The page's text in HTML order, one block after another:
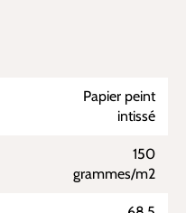
Papier peint
intissé
150
grammes/m2